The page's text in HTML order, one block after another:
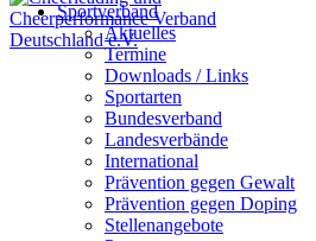
Sportverband
Aktuelles
Termine
Downloads / Links
Sportarten
Bundesverband
Landesverbände
International
Prävention gegen Gewalt
Prävention gegen Doping
Stellenangebote